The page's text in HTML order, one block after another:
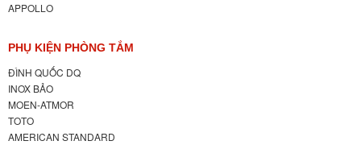
APPOLLO
PHỤ KIỆN PHÒNG TẮM
ĐÌNH QUỐC DQ
INOX BẢO
MOEN-ATMOR
TOTO
AMERICAN STANDARD